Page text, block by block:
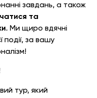
завдань, а також
та
. Ми щиро вдячні
події, за вашу
тур, який